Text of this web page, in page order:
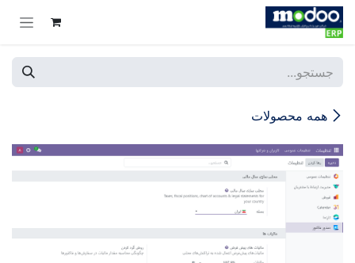
Skip to Content
همه محصولات